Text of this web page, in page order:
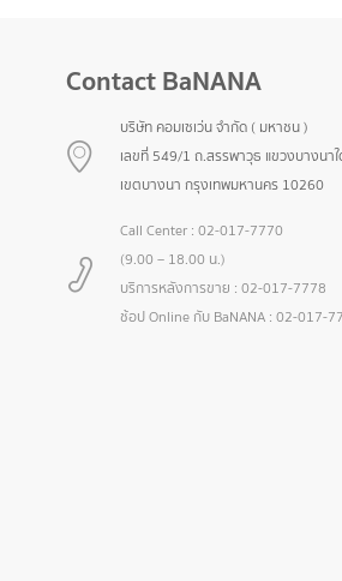
Contact BaNANA
บริษัท คอมเซเว่น จำกัด ( มหาชน )
เลขที่ 549/1 ถ.สรรพาวุธ แขวงบางนา
เขตบางนา กรุงเทพมหานคร 10260
Call Center : 02-017-7770
(9.00 – 18.00 น.)
บริการหลังการขาย : 02-017-7778
ช้อป Online กับ BaNANA : 02-017-